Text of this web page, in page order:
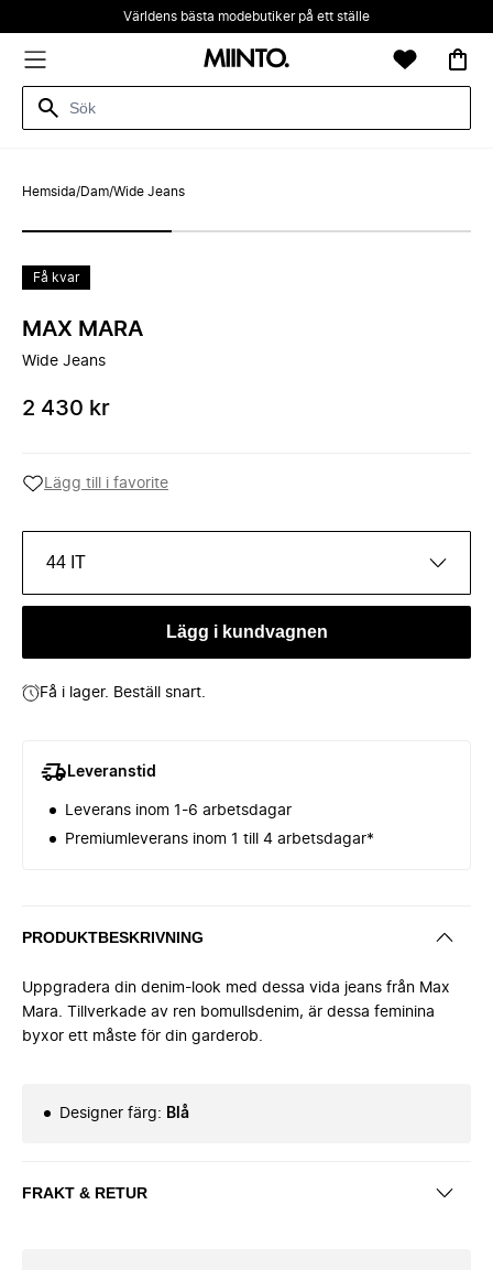
Världens bästa modebutiker på ett ställe
Hemsida/Dam/Wide Jeans
Få kvar
MAX MARA
Wide Jeans
2 430 kr
Lägg till i favorite
44 IT
Lägg i kundvagnen
Få i lager. Beställ snart.
Leveranstid
Leverans inom 1-6 arbetsdagar
Premiumleverans inom 1 till 4 arbetsdagar*
PRODUKTBESKRIVNING
Uppgradera din denim-look med dessa vida jeans från Max
Mara. Tillverkade av ren bomullsdenim, är dessa feminina
byxor ett måste för din garderob.
Designer färg: Blå
FRAKT & RETUR